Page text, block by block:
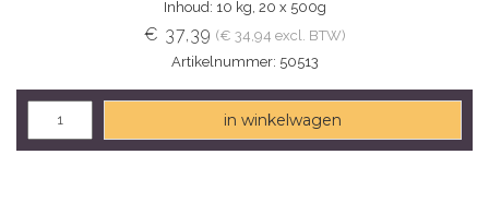
Inhoud: 10 kg, 20 x 500g
€ 37,39 (€ 34,94 excl. BTW)
Artikelnummer: 50513
in winkelwagen